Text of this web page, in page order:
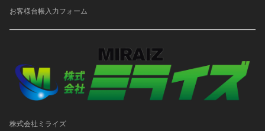
お客様台帳入力フォーム
株式会社ミライズ